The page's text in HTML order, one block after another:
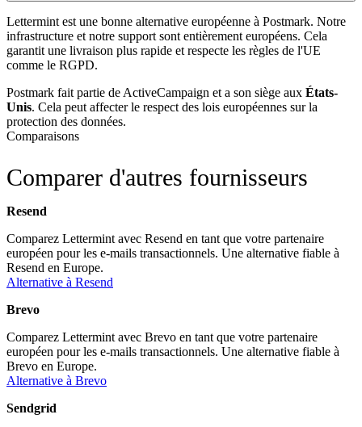
Lettermint est une bonne alternative européenne à Postmark. Notre
infrastructure et notre support sont entièrement européens. Cela
garantit une livraison plus rapide et respecte les règles de l'UE
comme le RGPD.
Postmark fait partie de ActiveCampaign et a son siège aux États-
Unis. Cela peut affecter le respect des lois européennes sur la
protection des données.
Comparaisons
Comparer d'autres fournisseurs
Resend
Comparez Lettermint avec Resend en tant que votre partenaire
européen pour les e-mails transactionnels. Une alternative fiable à
Resend en Europe.
Alternative à Resend
Brevo
Comparez Lettermint avec Brevo en tant que votre partenaire
européen pour les e-mails transactionnels. Une alternative fiable à
Brevo en Europe.
Alternative à Brevo
Sendgrid